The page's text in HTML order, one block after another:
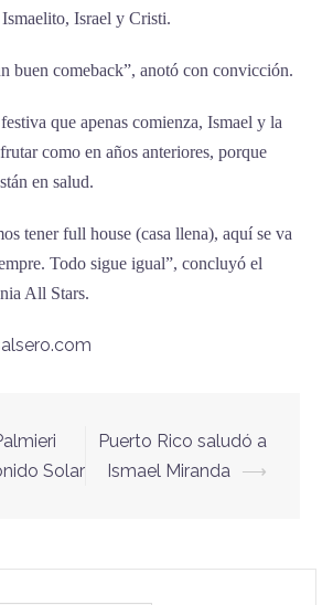
Israel y Cristi.
buen comeback”, anotó con convicción.
que apenas comienza, Ismael y la
como en años anteriores, porque
en salud.
tener full house (casa llena), aquí se va
Todo sigue igual”, concluyó el
All Stars.
Solar
Puerto Rico saludó a
Ismael Miranda ⟶